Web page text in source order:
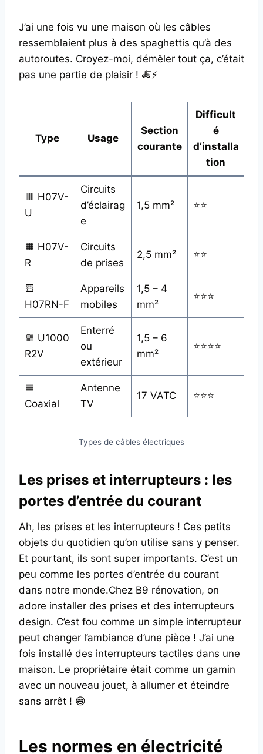
J’ai une fois vu une maison où les câbles
ressemblaient plus à des spaghettis qu’à des
autoroutes. Croyez-moi, démêler tout ça, c’était
pas une partie de plaisir ! 🍝⚡
Type Usage
Section
courante
Difficult
é
d’installa
tion
🟥 H07V-
U
Circuits
d’éclairag
e
1,5 mm² ⭐⭐
🟧 H07V-
R
Circuits
de prises
2,5 mm² ⭐⭐
🟨
H07RN-F
Appareils
mobiles
1,5 – 4
mm²
⭐⭐⭐
🟩 U1000
R2V
Enterré
ou
extérieur
1,5 – 6
mm²
⭐⭐⭐⭐
🟦
Coaxial
Antenne
TV
17 VATC ⭐⭐⭐
Types de câbles électriques
Les prises et interrupteurs : les
portes d’entrée du courant
Ah, les prises et les interrupteurs ! Ces petits
objets du quotidien qu’on utilise sans y penser.
Et pourtant, ils sont super importants. C’est un
peu comme les portes d’entrée du courant
dans notre monde.Chez B9 rénovation, on
adore installer des prises et des interrupteurs
design. C’est fou comme un simple interrupteur
peut changer l’ambiance d’une pièce ! J’ai une
fois installé des interrupteurs tactiles dans une
maison. Le propriétaire était comme un gamin
avec un nouveau jouet, à allumer et éteindre
sans arrêt ! 😄
Les normes en électricité